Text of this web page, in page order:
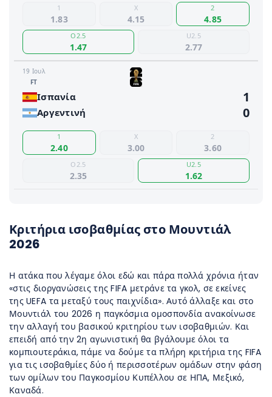
1
1.83
X
4.15
2
4.85
O2.5
1.47
U2.5
2.77
19 Ιουλ
FΤ
Ισπανία 1
Αργεντινή 0
1
2.40
X
3.00
2
3.60
O2.5
2.35
U2.5
1.62
Κριτήρια ισοβαθμίας στο Μουντιάλ
2026
Η ατάκα που λέγαμε όλοι εδώ και πάρα πολλά χρόνια ήταν
«στις διοργανώσεις της FIFA μετράνε τα γκολ, σε εκείνες
της UEFA τα μεταξύ τους παιχνίδια». Αυτό άλλαξε και στο
Μουντιάλ του 2026 η παγκόσμια ομοσπονδία ανακοίνωσε
την αλλαγή του βασικού κριτηρίου των ισοβαθμιών. Και
επειδή από την 2η αγωνιστική θα βγάλουμε όλοι τα
κομπιουτεράκια, πάμε να δούμε τα πλήρη κριτήρια της FIFA
για τις ισοβαθμίες δύο ή περισσοτέρων ομάδων στην φάση
των ομίλων του Παγκοσμίου Κυπέλλου σε ΗΠΑ, Μεξικό,
Καναδά.